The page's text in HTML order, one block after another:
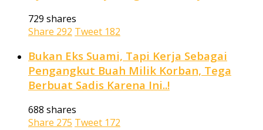
729 shares
Share 292 Tweet 182
Bukan Eks Suami, Tapi Kerja Sebagai
Pengangkut Buah Milik Korban, Tega
Berbuat Sadis Karena Ini..!
688 shares
Share 275 Tweet 172